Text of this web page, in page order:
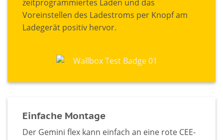
zeitprogrammiertes Laden und das
Voreinstellen des Ladestroms per Knopf am
Ladegerät positiv hervor.
Einfache Montage
Der Gemini flex kann einfach an eine rote CEE-